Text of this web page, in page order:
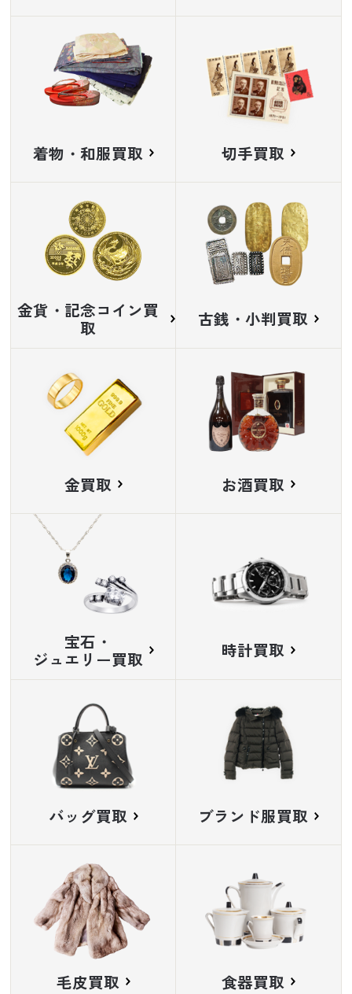
着物・和服買取 切手買取
金貨・記念コイン買
取 古銭・小判買取
金買取 お酒買取
宝石・
ジュエリー買取 時計買取
バッグ買取 ブランド服買取
毛皮買取 食器買取